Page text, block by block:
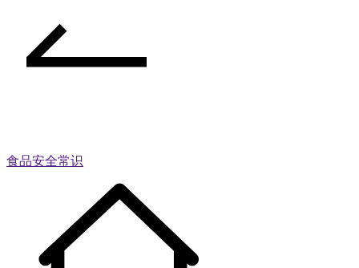
食品安全常识